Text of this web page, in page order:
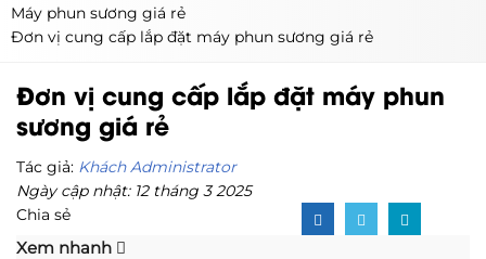
Máy phun sương giá rẻ
Đơn vị cung cấp lắp đặt máy phun sương giá rẻ
Đơn vị cung cấp lắp đặt máy phun
sương giá rẻ
Tác giả: Khách Administrator
Ngày cập nhật: 12 tháng 3 2025
Chia sẻ
Xem nhanh